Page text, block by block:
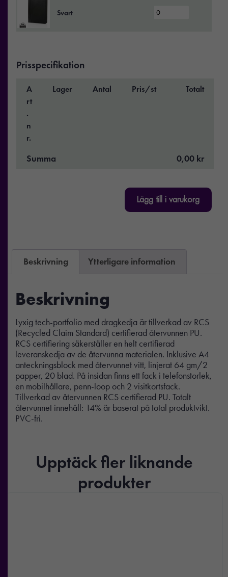
Svart
Prisspecifikation
A
rt
.
n
r.
Lager Antal Pris/st Totalt
Summa 0,00 kr
Lägg till i varukorg
Beskrivning Ytterligare information
Beskrivning
Lyxig tech-portfolio med dragkedja är tillverkad av RCS
(Recycled Claim Standard) certifierad återvunnen PU.
RCS certifiering säkerställer en helt certifierad
leveranskedja av de återvunna materialen. Inklusive A4
anteckningsblock med återvunnet vitt, linjerat 64 gm/2
papper, 20 blad. På insidan finns ett fack i telefonstorlek,
en mobilhållare, penn-loop och 2 visitkortsfack.
Tillverkad av återvunnen RCS certifierad PU. Totalt
återvunnet innehåll: 14% är baserat på total produktvikt.
PVC-fri.
Upptäck fler liknande
produkter